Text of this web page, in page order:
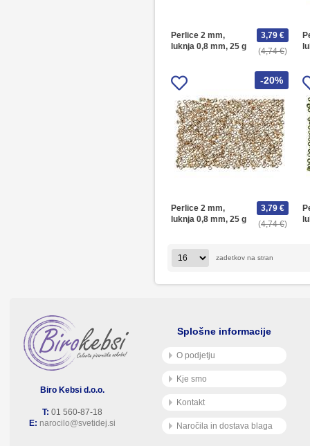
Perlice 2 mm,
luknja 0,8 mm, 25 g
4,74 €
3,79 €
-20%
Perlice 2 mm,
luknja 0,8 mm, 25 g
4,74 €
3,79 €
zadetkov na stran
Biro Kebsi d.o.o.
T: 01 560-87-18
E: narocilo@svetidej.si
Splošne informacije
O podjetju
Kje smo
Kontakt
Naročila in dostava blaga